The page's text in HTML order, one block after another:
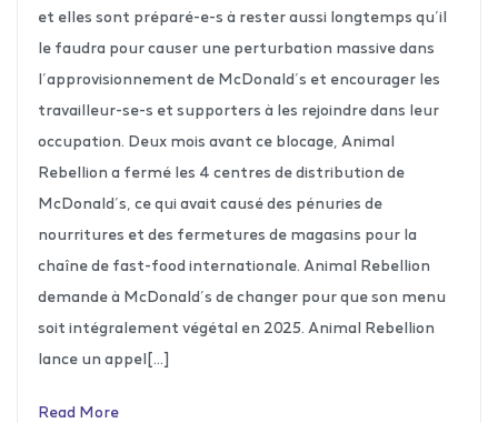
et elles sont préparé-e-s à rester aussi longtemps qu’il
le faudra pour causer une perturbation massive dans
l’approvisionnement de McDonald’s et encourager les
travailleur-se-s et supporters à les rejoindre dans leur
occupation. Deux mois avant ce blocage, Animal
Rebellion a fermé les 4 centres de distribution de
McDonald’s, ce qui avait causé des pénuries de
nourritures et des fermetures de magasins pour la
chaîne de fast-food internationale. Animal Rebellion
demande à McDonald’s de changer pour que son menu
soit intégralement végétal en 2025. Animal Rebellion
lance un appel[…]
Read More